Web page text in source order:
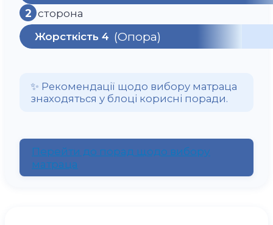
2 сторона
Жорсткість 4 (Опора)
✨ Рекомендації щодо вибору матраца
знаходяться у блоці корисні поради.
Перейти до порад щодо вибору
матраца